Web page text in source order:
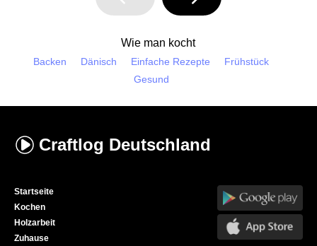
Wie man kocht
Backen Dänisch Einfache Rezepte
Frühstück
Gesund
Craftlog Deutschland
Startseite
Kochen
Holzarbeit
Zuhause